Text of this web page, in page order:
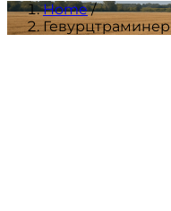
Home/
Гевурцтраминер